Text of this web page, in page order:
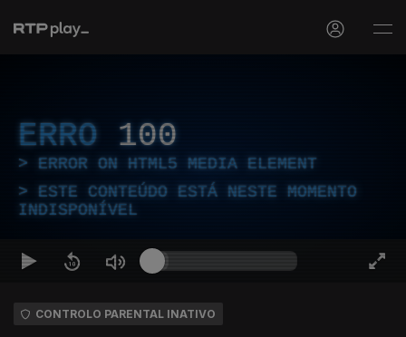
ERRO 100
ERROR ON HTML5 MEDIA ELEMENT
ESTE CONTEÚDO ESTÁ NESTE MOMENTO
INDISPONÍVEL
CONTROLO PARENTAL INATIVO